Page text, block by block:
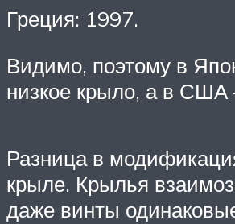
Греция: 1997.
Видимо, поэтому в
низкое крыло, а в США
Разница в
крыле. Крылья
даже винты